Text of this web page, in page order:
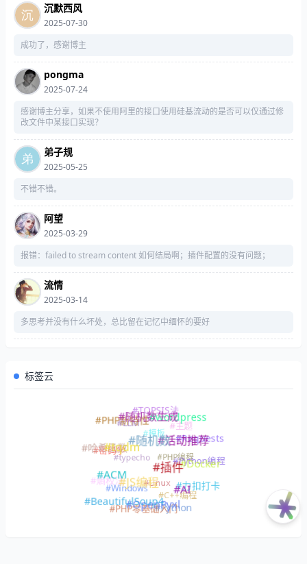
沉默西风
2025-07-30
成功了，感谢博主
pongma
2025-07-24
感谢博主分享，如果不使用阿里的接口使用硅基流动的是否可以仅通过修
改文件中某接口实现？
弟子规
2025-05-25
不错不错。
阿望
2025-03-29
报错：failed to stream content 如何结局啊；插件配置的没有问题；
流情
2025-03-14
多思考并没有什么坏处，总比留在记忆中缅怀的要好
标签云
#C++编程
#Linux
#PHP编程
#Python编程
#力扣打卡
#Python
#PHP零基础入门
#Windows
#typecho
#模板
#主题
#Requests
#Docker
#AI
#OpenPyxl
#BeautifulSoup4
#熵权法
#密码学
#LLM
#TOPSIS法
#wordpress
#活动推荐
#插件
#JS编程
#ACM
#哈希函数
#PHP新特性
#随机数生成
#随机数
#tqdm